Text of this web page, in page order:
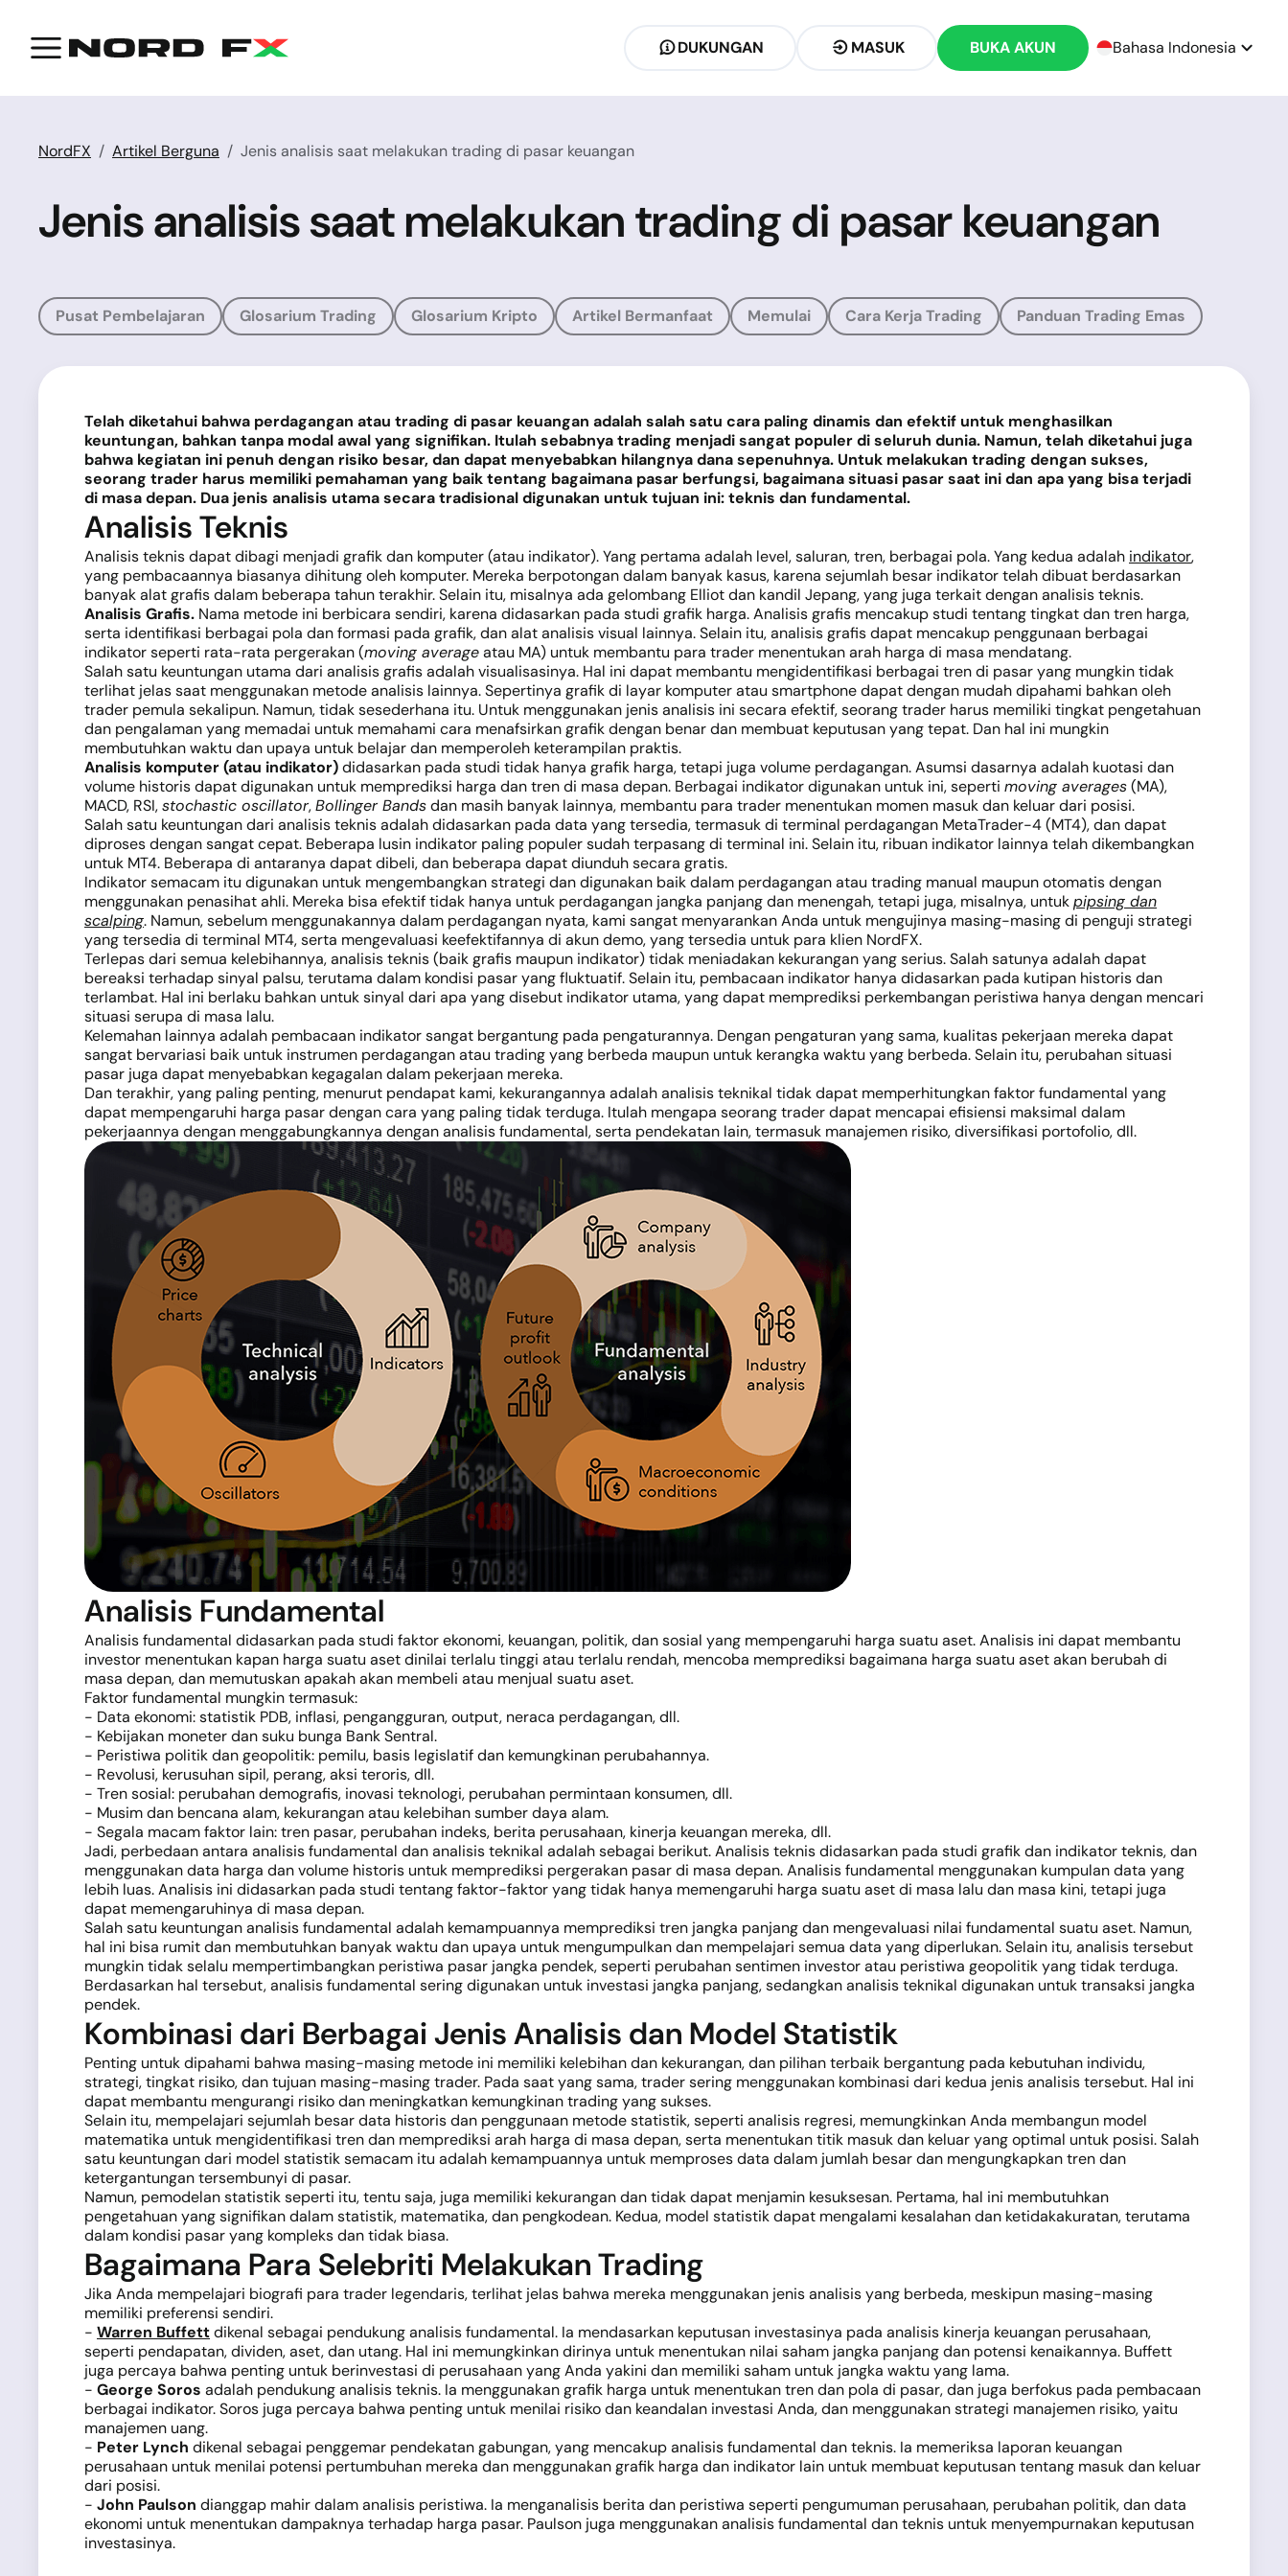
DUKUNGAN MASUK BUKA AKUN Bahasa Indonesia
NordFX Artikel Berguna Jenis analisis saat melakukan trading di pasar keuangan
Jenis analisis saat melakukan trading di pasar keuangan
Pusat Pembelajaran Glosarium Trading Glosarium Kripto Artikel Bermanfaat Memulai Cara Kerja Trading Panduan Trading Emas
Telah diketahui bahwa perdagangan atau trading di pasar keuangan adalah salah satu cara paling dinamis dan efektif untuk menghasilkan
keuntungan, bahkan tanpa modal awal yang signifikan. Itulah sebabnya trading menjadi sangat populer di seluruh dunia. Namun, telah diketahui juga
bahwa kegiatan ini penuh dengan risiko besar, dan dapat menyebabkan hilangnya dana sepenuhnya. Untuk melakukan trading dengan sukses,
seorang trader harus memiliki pemahaman yang baik tentang bagaimana pasar berfungsi, bagaimana situasi pasar saat ini dan apa yang bisa terjadi
di masa depan. Dua jenis analisis utama secara tradisional digunakan untuk tujuan ini: teknis dan fundamental.
Analisis Teknis
Analisis teknis dapat dibagi menjadi grafik dan komputer (atau indikator). Yang pertama adalah level, saluran, tren, berbagai pola. Yang kedua adalah indikator,
yang pembacaannya biasanya dihitung oleh komputer. Mereka berpotongan dalam banyak kasus, karena sejumlah besar indikator telah dibuat berdasarkan
banyak alat grafis dalam beberapa tahun terakhir. Selain itu, misalnya ada gelombang Elliot dan kandil Jepang, yang juga terkait dengan analisis teknis.
Analisis Grafis. Nama metode ini berbicara sendiri, karena didasarkan pada studi grafik harga. Analisis grafis mencakup studi tentang tingkat dan tren harga,
serta identifikasi berbagai pola dan formasi pada grafik, dan alat analisis visual lainnya. Selain itu, analisis grafis dapat mencakup penggunaan berbagai
indikator seperti rata-rata pergerakan (moving averageatau MA) untuk membantu para trader menentukan arah harga di masa mendatang.
Salah satu keuntungan utama dari analisis grafis adalah visualisasinya. Hal ini dapat membantu mengidentifikasi berbagai tren di pasar yang mungkin tidak
terlihat jelas saat menggunakan metode analisis lainnya. Sepertinya grafik di layar komputer atau smartphone dapat dengan mudah dipahami bahkan oleh
trader pemula sekalipun. Namun, tidak sesederhana itu. Untuk menggunakan jenis analisis ini secara efektif, seorang trader harus memiliki tingkat pengetahuan
dan pengalaman yang memadai untuk memahami cara menafsirkan grafik dengan benar dan membuat keputusan yang tepat. Dan hal ini mungkin
membutuhkan waktu dan upaya untuk belajar dan memperoleh keterampilan praktis.
Analisis komputer (atau indikator)didasarkan pada studi tidak hanya grafik harga, tetapi juga volume perdagangan. Asumsi dasarnya adalah kuotasi dan
volume historis dapat digunakan untuk memprediksi harga dan tren di masa depan. Berbagai indikator digunakan untuk ini, seperti moving averages(MA),
MACD, RSI,stochastic oscillator,Bollinger Bandsdan masih banyak lainnya, membantu para trader menentukan momen masuk dan keluar dari posisi.
Salah satu keuntungan dari analisis teknis adalah didasarkan pada data yang tersedia, termasuk di terminal perdagangan MetaTrader-4 (MT4), dan dapat
diproses dengan sangat cepat. Beberapa lusin indikator paling populer sudah terpasang di terminal ini. Selain itu, ribuan indikator lainnya telah dikembangkan
untuk MT4. Beberapa di antaranya dapat dibeli, dan beberapa dapat diunduh secara gratis.
Indikator semacam itu digunakan untuk mengembangkan strategi dan digunakan baik dalam perdagangan atau trading manual maupun otomatis dengan
menggunakan penasihat ahli. Mereka bisa efektif tidak hanya untuk perdagangan jangka panjang dan menengah, tetapi juga, misalnya, untukpipsing dan
scalping. Namun, sebelum menggunakannya dalam perdagangan nyata, kami sangat menyarankan Anda untuk mengujinya masing-masing di penguji strategi
yang tersedia di terminal MT4, serta mengevaluasi keefektifannya di akun demo, yang tersedia untuk para klien NordFX.
Terlepas dari semua kelebihannya, analisis teknis (baik grafis maupun indikator) tidak meniadakan kekurangan yang serius. Salah satunya adalah dapat
bereaksi terhadap sinyal palsu, terutama dalam kondisi pasar yang fluktuatif. Selain itu, pembacaan indikator hanya didasarkan pada kutipan historis dan
terlambat. Hal ini berlaku bahkan untuk sinyal dari apa yang disebut indikator utama, yang dapat memprediksi perkembangan peristiwa hanya dengan mencari
situasi serupa di masa lalu.
Kelemahan lainnya adalah pembacaan indikator sangat bergantung pada pengaturannya. Dengan pengaturan yang sama, kualitas pekerjaan mereka dapat
sangat bervariasi baik untuk instrumen perdagangan atau trading yang berbeda maupun untuk kerangka waktu yang berbeda. Selain itu, perubahan situasi
pasar juga dapat menyebabkan kegagalan dalam pekerjaan mereka.
Dan terakhir, yang paling penting, menurut pendapat kami, kekurangannya adalah analisis teknikal tidak dapat memperhitungkan faktor fundamental yang
dapat mempengaruhi harga pasar dengan cara yang paling tidak terduga. Itulah mengapa seorang trader dapat mencapai efisiensi maksimal dalam
pekerjaannya dengan menggabungkannya dengan analisis fundamental, serta pendekatan lain, termasuk manajemen risiko, diversifikasi portofolio, dll.
Analisis Fundamental
Analisis fundamental didasarkan pada studi faktor ekonomi, keuangan, politik, dan sosial yang mempengaruhi harga suatu aset. Analisis ini dapat membantu
investor menentukan kapan harga suatu aset dinilai terlalu tinggi atau terlalu rendah, mencoba memprediksi bagaimana harga suatu aset akan berubah di
masa depan, dan memutuskan apakah akan membeli atau menjual suatu aset.
Faktor fundamental mungkin termasuk:
- Data ekonomi: statistik PDB, inflasi, pengangguran, output, neraca perdagangan, dll.
- Kebijakan moneter dan suku bunga Bank Sentral.
- Peristiwa politik dan geopolitik: pemilu, basis legislatif dan kemungkinan perubahannya.
- Revolusi, kerusuhan sipil, perang, aksi teroris, dll.
- Tren sosial: perubahan demografis, inovasi teknologi, perubahan permintaan konsumen, dll.
- Musim dan bencana alam, kekurangan atau kelebihan sumber daya alam.
- Segala macam faktor lain: tren pasar, perubahan indeks, berita perusahaan, kinerja keuangan mereka, dll.
Jadi, perbedaan antara analisis fundamental dan analisis teknikal adalah sebagai berikut. Analisis teknis didasarkan pada studi grafik dan indikator teknis, dan
menggunakan data harga dan volume historis untuk memprediksi pergerakan pasar di masa depan. Analisis fundamental menggunakan kumpulan data yang
lebih luas. Analisis ini didasarkan pada studi tentang faktor-faktor yang tidak hanya memengaruhi harga suatu aset di masa lalu dan masa kini, tetapi juga
dapat memengaruhinya di masa depan.
Salah satu keuntungan analisis fundamental adalah kemampuannya memprediksi tren jangka panjang dan mengevaluasi nilai fundamental suatu aset. Namun,
hal ini bisa rumit dan membutuhkan banyak waktu dan upaya untuk mengumpulkan dan mempelajari semua data yang diperlukan. Selain itu, analisis tersebut
mungkin tidak selalu mempertimbangkan peristiwa pasar jangka pendek, seperti perubahan sentimen investor atau peristiwa geopolitik yang tidak terduga.
Berdasarkan hal tersebut, analisis fundamental sering digunakan untuk investasi jangka panjang, sedangkan analisis teknikal digunakan untuk transaksi jangka
pendek.
Kombinasi dari Berbagai Jenis Analisis dan Model Statistik
Penting untuk dipahami bahwa masing-masing metode ini memiliki kelebihan dan kekurangan, dan pilihan terbaik bergantung pada kebutuhan individu,
strategi, tingkat risiko, dan tujuan masing-masing trader. Pada saat yang sama, trader sering menggunakan kombinasi dari kedua jenis analisis tersebut. Hal ini
dapat membantu mengurangi risiko dan meningkatkan kemungkinan trading yang sukses.
Selain itu, mempelajari sejumlah besar data historis dan penggunaan metode statistik, seperti analisis regresi, memungkinkan Anda membangun model
matematika untuk mengidentifikasi tren dan memprediksi arah harga di masa depan, serta menentukan titik masuk dan keluar yang optimal untuk posisi. Salah
satu keuntungan dari model statistik semacam itu adalah kemampuannya untuk memproses data dalam jumlah besar dan mengungkapkan tren dan
ketergantungan tersembunyi di pasar.
Namun, pemodelan statistik seperti itu, tentu saja, juga memiliki kekurangan dan tidak dapat menjamin kesuksesan. Pertama, hal ini membutuhkan
pengetahuan yang signifikan dalam statistik, matematika, dan pengkodean. Kedua, model statistik dapat mengalami kesalahan dan ketidakakuratan, terutama
dalam kondisi pasar yang kompleks dan tidak biasa.
Bagaimana Para Selebriti Melakukan Trading
Jika Anda mempelajari biografi para trader legendaris, terlihat jelas bahwa mereka menggunakan jenis analisis yang berbeda, meskipun masing-masing
memiliki preferensi sendiri.
- Warren Buffettdikenal sebagai pendukung analisis fundamental. Ia mendasarkan keputusan investasinya pada analisis kinerja keuangan perusahaan,
seperti pendapatan, dividen, aset, dan utang. Hal ini memungkinkan dirinya untuk menentukan nilai saham jangka panjang dan potensi kenaikannya. Buffett
juga percaya bahwa penting untuk berinvestasi di perusahaan yang Anda yakini dan memiliki saham untuk jangka waktu yang lama.
- George Soros adalah pendukung analisis teknis. Ia menggunakan grafik harga untuk menentukan tren dan pola di pasar, dan juga berfokus pada pembacaan
berbagai indikator. Soros juga percaya bahwa penting untuk menilai risiko dan keandalan investasi Anda, dan menggunakan strategi manajemen risiko, yaitu
manajemen uang.
- Peter Lynch dikenal sebagai penggemar pendekatan gabungan, yang mencakup analisis fundamental dan teknis. Ia memeriksa laporan keuangan
perusahaan untuk menilai potensi pertumbuhan mereka dan menggunakan grafik harga dan indikator lain untuk membuat keputusan tentang masuk dan keluar
dari posisi.
- John Paulson dianggap mahir dalam analisis peristiwa. Ia menganalisis berita dan peristiwa seperti pengumuman perusahaan, perubahan politik, dan data
ekonomi untuk menentukan dampaknya terhadap harga pasar. Paulson juga menggunakan analisis fundamental dan teknis untuk menyempurnakan keputusan
investasinya.